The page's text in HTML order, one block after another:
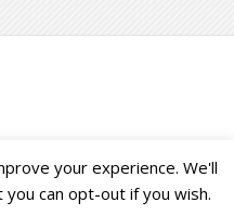
Back to Top ↑
your experience. We'll
can opt-out if you wish.